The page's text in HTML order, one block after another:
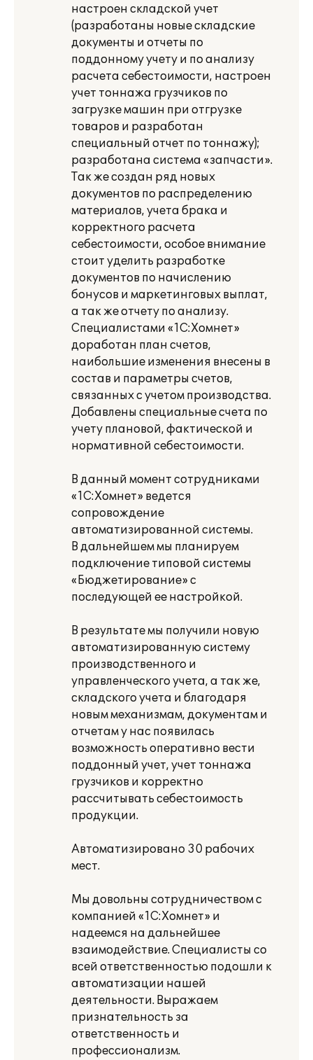
настроен складской учет
(разработаны новые складские
документы и отчеты по
поддонному учету и по анализу
расчета себестоимости, настроен
учет тоннажа грузчиков по
загрузке машин при отгрузке
товаров и разработан
специальный отчет по тоннажу);
разработана система «запчасти».
Так же создан ряд новых
документов по распределению
материалов, учета брака и
корректного расчета
себестоимости, особое внимание
стоит уделить разработке
документов по начислению
бонусов и маркетинговых выплат,
а так же отчету по анализу.
Специалистами «1С:Хомнет»
доработан план счетов,
наибольшие изменения внесены в
состав и параметры счетов,
связанных с учетом производства.
Добавлены специальные счета по
учету плановой, фактической и
нормативной себестоимости.
В данный момент сотрудниками
«1С:Хомнет» ведется
сопровождение
автоматизированной системы.
В дальнейшем мы планируем
подключение типовой системы
«Бюджетирование» с
последующей ее настройкой.
В результате мы получили новую
автоматизированную систему
производственного и
управленческого учета, а так же,
складского учета и благодаря
новым механизмам, документам и
отчетам у нас появилась
возможность оперативно вести
поддонный учет, учет тоннажа
грузчиков и корректно
рассчитывать себестоимость
продукции.
Автоматизировано 30 рабочих
мест.
Мы довольны сотрудничеством с
компанией «1С:Хомнет» и
надеемся на дальнейшее
взаимодействие. Специалисты со
всей ответственностью подошли к
автоматизации нашей
деятельности. Выражаем
признательность за
ответственность и
профессионализм.